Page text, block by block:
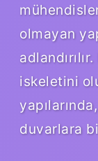
olmayan
iskeletini
duvarlara